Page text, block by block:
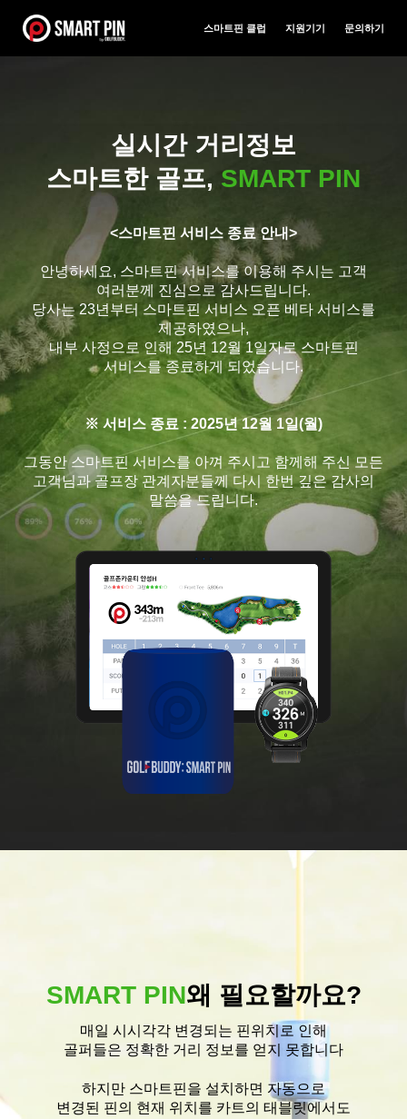
스마트핀 클럽 지원기기 문의하기
실시간 거리정보
스마트한 골프, SMART PIN
<스마트핀 서비스 종료 안내>
안녕하세요, 스마트핀 서비스를 이용해 주시는 고객
여러분께 진심으로 감사드립니다.
당사는 23년부터 스마트핀 서비스 오픈 베타 서비스를
제공하였으나,
내부 사정으로 인해 25년 12월 1일자로 스마트핀
서비스를 종료하게 되었습니다.
※ 서비스 종료 : 2025년 12월 1일(월)
그동안 스마트핀 서비스를 아껴 주시고 함께해 주신 모든
고객님과 골프장 관계자분들께 다시 한번 깊은 감사의
말씀을 드립니다.
SMART PIN왜 필요할까요?
매일 시시각각 변경되는 핀위치로 인해
골퍼들은 정확한 거리 정보를 얻지 못합니다
하지만 스마트핀을 설치하면 자동으로
변경된 핀의 현재 위치를 카트의 태블릿에서도